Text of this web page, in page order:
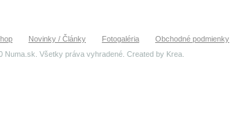
Novinky / Články Fotogaléria Obchodné podmienky
Numa.sk. Všetky práva vyhradené. Created by Krea.